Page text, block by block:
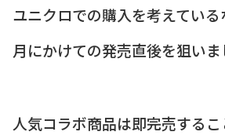
ユニクロでの購入を考えてい
月にかけての発売直後を狙いま
人気コラボ商品は即完売する